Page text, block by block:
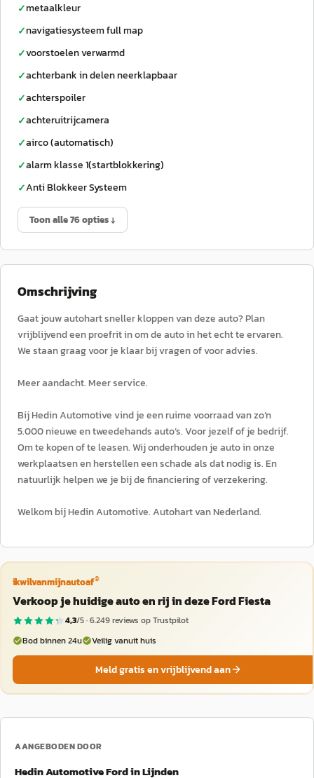
✓metaalkleur
✓navigatiesysteem full map
✓voorstoelen verwarmd
✓achterbank in delen neerklapbaar
✓achterspoiler
✓achteruitrijcamera
✓airco (automatisch)
✓alarm klasse 1(startblokkering)
✓Anti Blokkeer Systeem
Toon alle 76 opties ↓
Omschrijving
Gaat jouw autohart sneller kloppen van deze auto? Plan
vrijblijvend een proefrit in om de auto in het echt te ervaren.
We staan graag voor je klaar bij vragen of voor advies.
Meer aandacht. Meer service.
Bij Hedin Automotive vind je een ruime voorraad van zo’n
5.000 nieuwe en tweedehands auto’s. Voor jezelf of je bedrijf.
Om te kopen of te leasen. Wij onderhouden je auto in onze
werkplaatsen en herstellen een schade als dat nodig is. En
natuurlijk helpen we je bij de financiering of verzekering.
Welkom bij Hedin Automotive. Autohart van Nederland.
ikwilvanmijnautoaf®
Verkoop je huidige auto en rij in deze Ford Fiesta
4,3/5 ·6.249reviews op Trustpilot
Bod binnen 24u
Veilig vanuit huis
Meld gratis en vrijblijvend aan
AANGEBODEN DOOR
Hedin Automotive Ford in Lijnden